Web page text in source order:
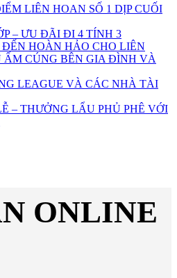
LIÊN HOAN SỐ 1 DỊP CUỐI
– ƯU ĐÃI ĐI 4 TÍNH 3
HOÀN HẢO CHO LIÊN
ẤM CÚNG BÊN GIA ĐÌNH VÀ
LEAGUE VÀ CÁC NHÀ TÀI
– THƯỞNG LẨU PHỦ PHÊ VỚI
ONLINE